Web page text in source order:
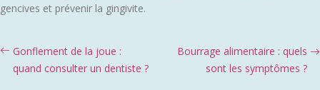
gencives et prévenir la gingivite.
Gonflement de la joue :
quand consulter un dentiste ?
Bourrage alimentaire : quels
sont les symptômes ?